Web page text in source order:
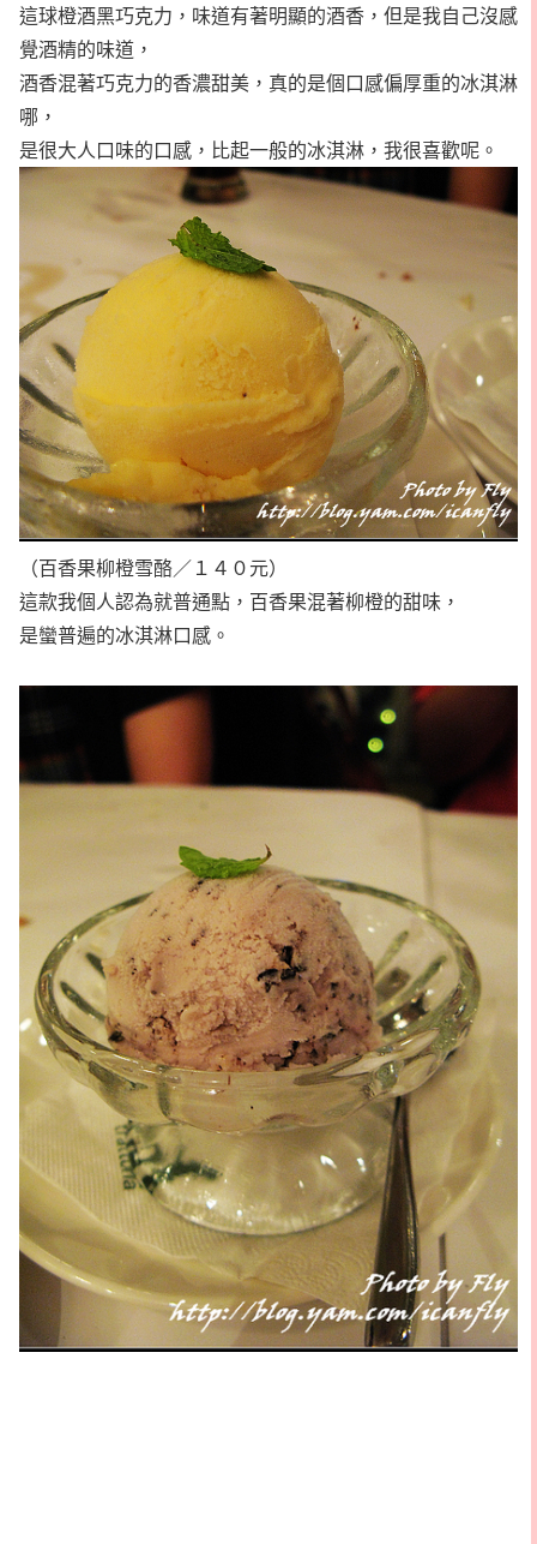
這球橙酒黑巧克力，味道有著明顯的酒香，但是我自己沒感
覺酒精的味道，
酒香混著巧克力的香濃甜美，真的是個口感偏厚重的冰淇淋
哪，
是很大人口味的口感，比起一般的冰淇淋，我很喜歡呢。
（百香果柳橙雪酪／１４０元）
這款我個人認為就普通點，百香果混著柳橙的甜味，
是蠻普遍的冰淇淋口感。